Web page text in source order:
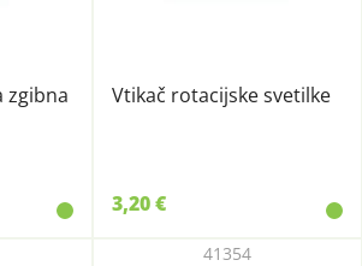
zgibna
Vtikač rotacijske svetilke
3,20 €
41354